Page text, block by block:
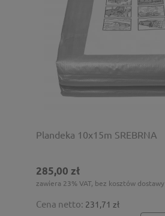
Plandeka 10x15m SREBRNA
285,00 zł
zawiera 23% VAT, bez kosztów dostawy
Cena netto: 231,71 zł